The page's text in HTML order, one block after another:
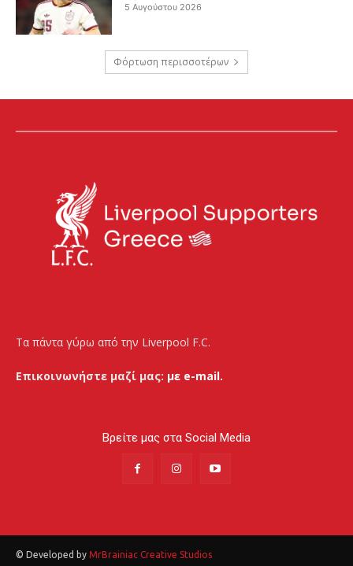
5 Αυγούστου 2026
Φόρτωση περισσοτέρων
Τα πάντα γύρω από την Liverpool F.C.
Επικοινωνήστε μαζί μας: με e-mail.
Βρείτε μας στα Social Media
© Developed by MrBrainiac Creative Studios